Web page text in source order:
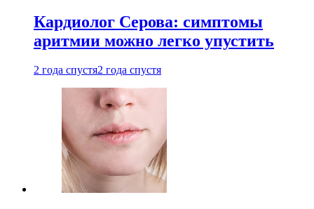
Кардиолог Серова: симптомы
аритмии можно легко упустить
2 года спустя2 года спустя